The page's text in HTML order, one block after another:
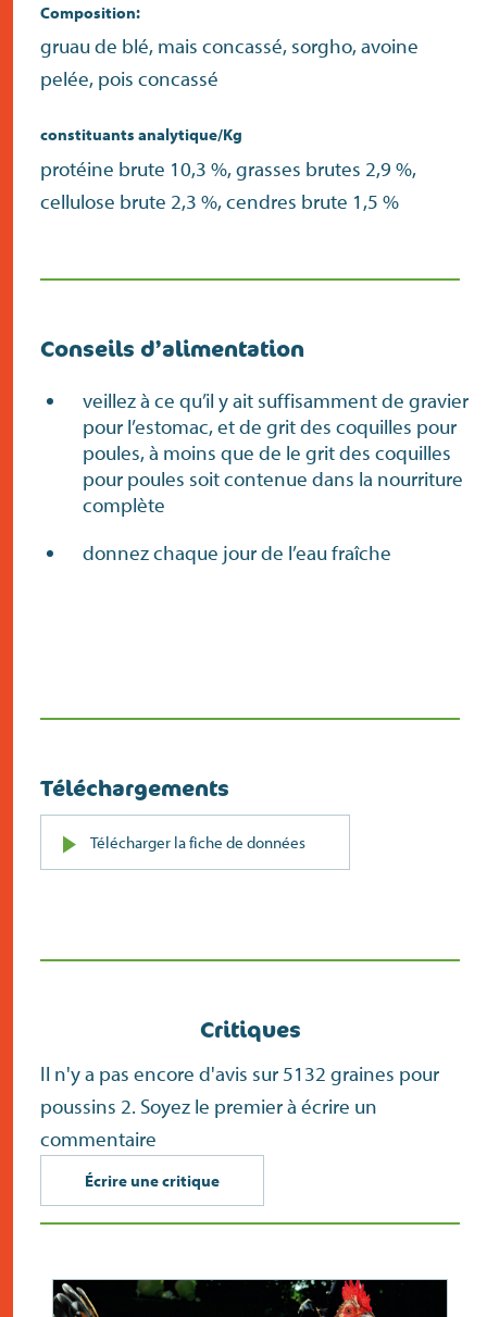
Composition:
gruau de blé, mais concassé, sorgho, avoine
pelée, pois concassé
constituants analytique/Kg
protéine brute 10,3 %, grasses brutes 2,9 %,
cellulose brute 2,3 %, cendres brute 1,5 %
Conseils d’alimentation
veillez à ce qu’il y ait suffisamment de gravier
pour l’estomac, et de grit des coquilles pour
poules, à moins que de le grit des coquilles
pour poules soit contenue dans la nourriture
complète
donnez chaque jour de l’eau fraîche
Téléchargements
Télécharger la fiche de donnéesPDF
(s’ouvre
Critiques
Il n'y a pas encore d'avis sur 5132 graines pour
poussins 2. Soyez le premier à écrire un
commentaire
Écrire une critique